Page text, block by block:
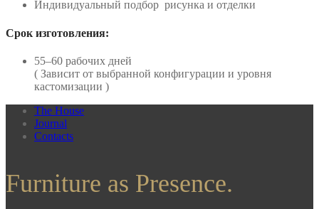
Индивидуальный подбор рисунка и отделки
Срок изготовления:
55–60 рабочих дней
( Зависит от выбранной конфигурации и уровня
кастомизации )
The House
Journal
Contacts
Furniture as Presence.